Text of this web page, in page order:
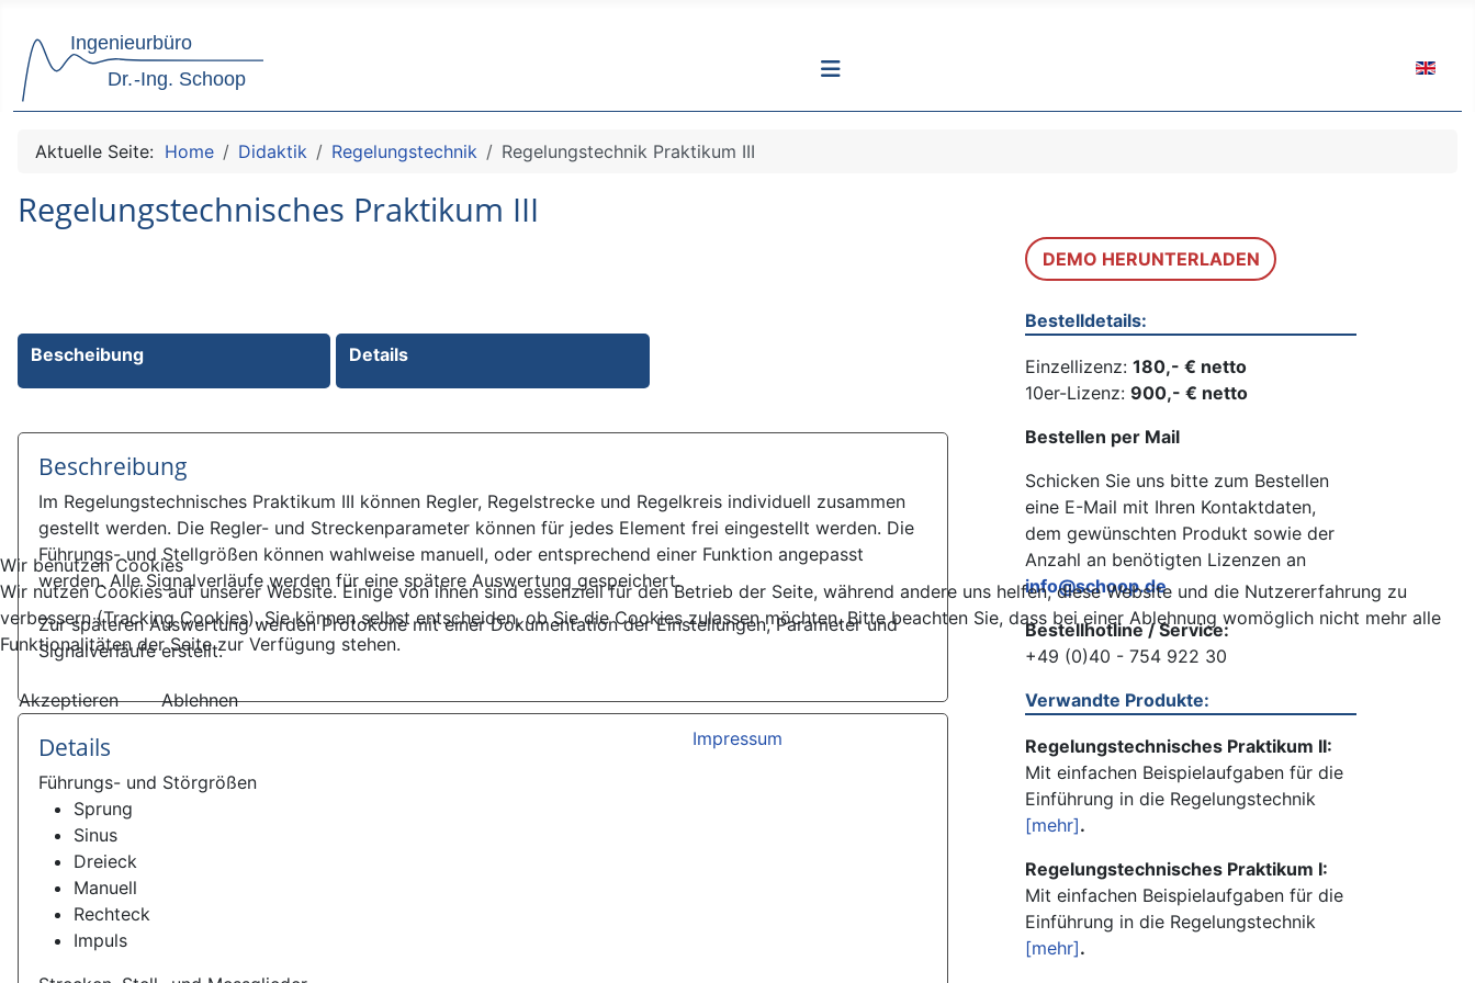
Aktuelle Seite: Home Didaktik Regelungstechnik Regelungstechnik Praktikum III
Regelungstechnisches Praktikum III
Bescheibung Details
Beschreibung
Im Regelungstechnisches Praktikum III können Regler, Regelstrecke und Regelkreis individuell zusammen
gestellt werden. Die Regler- und Streckenparameter können für jedes Element frei eingestellt werden. Die
Führungs- und Stellgrößen können wahlweise manuell, oder entsprechend einer Funktion angepasst
werden. Alle Signalverläufe werden für eine spätere Auswertung gespeichert.
Zur späteren Auswertung werden Protokolle mit einer Dokumentation der Einstellungen, Parameter und
Signalverläufe erstellt.
Details
Führungs- und Störgrößen
Sprung
Sinus
Dreieck
Manuell
Rechteck
Impuls
DEMO HERUNTERLADEN
Bestelldetails:
Einzellizenz:180,- € netto
10er-Lizenz:900,- € netto
Bestellen per Mail
Schicken Sie uns bitte zum Bestellen
eine E-Mail mit Ihren Kontaktdaten,
dem gewünschten Produkt sowie der
Anzahl an benötigten Lizenzen an
info@schoop.de
Bestellhotline / Service:
+49 (0)40 - 754 922 30
Verwandte Produkte:
Regelungstechnisches Praktikum II:
Mit einfachen Beispielaufgaben für die
Einführung in die Regelungstechnik
[mehr].
Regelungstechnisches Praktikum I:
Mit einfachen Beispielaufgaben für die
Einführung in die Regelungstechnik
[mehr].
Wir benutzen Cookies
Wir nutzen Cookies auf unserer Website. Einige von ihnen sind essenziell für den Betrieb der Seite, während andere uns helfen, diese Website und die Nutzererfahrung zu
verbessern (Tracking Cookies). Sie können selbst entscheiden, ob Sie die Cookies zulassen möchten. Bitte beachten Sie, dass bei einer Ablehnung womöglich nicht mehr alle
Funktionalitäten der Seite zur Verfügung stehen.
Akzeptieren
Ablehnen
Impressum